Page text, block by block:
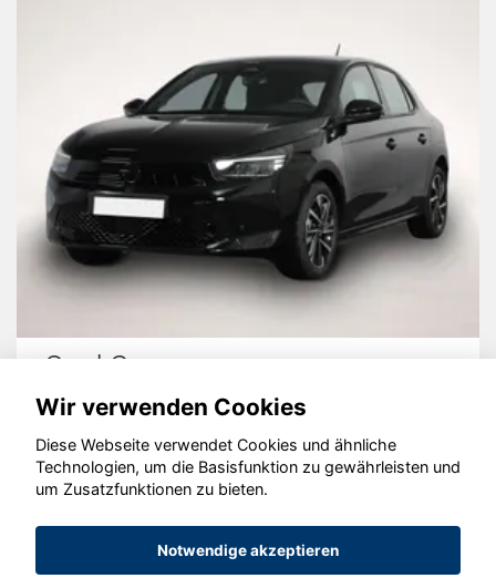
Opel Corsa
© konjunkturmotor.de GmbH 2020 - 2026
Wir verwenden Cookies
Diese Webseite verwendet Cookies und ähnliche
Technologien, um die Basisfunktion zu gewährleisten und
um Zusatzfunktionen zu bieten.
Notwendige akzeptieren